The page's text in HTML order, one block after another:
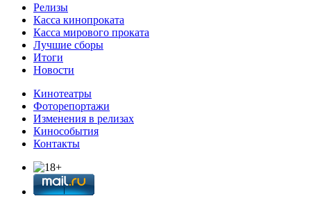
Релизы
Касса кинопроката
Касса мирового проката
Лучшие сборы
Итоги
Новости
Кинотеатры
Фоторепортажи
Изменения в релизах
Кинособытия
Контакты